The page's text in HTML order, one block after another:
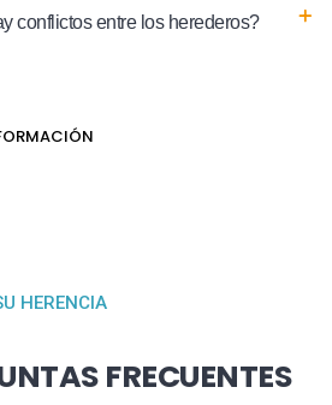
conflictos entre los herederos?
HERENCIA
FRECUENTES